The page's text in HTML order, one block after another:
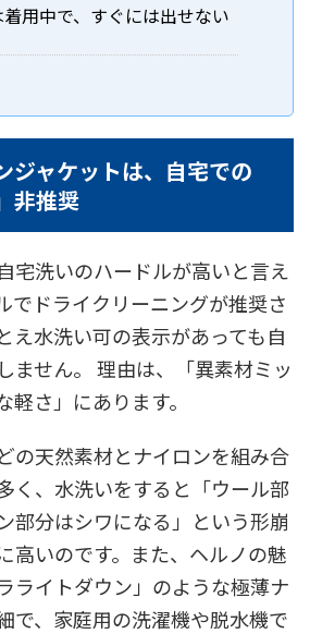
用中で、すぐには出せない
ジャケットは、自宅での
非推奨
宅洗いのハードルが高いと言え
でドライクリーニングが推奨さ
え水洗い可の表示があっても自
ません。 理由は、「異素材ミッ
さ」にあります。
の天然素材とナイロンを組み合
く、水洗いをすると「ウール部
部分はシワになる」という形崩
高いのです。また、ヘルノの魅
ライトダウン」のような極薄ナ
で、家庭用の洗濯機や脱水機で